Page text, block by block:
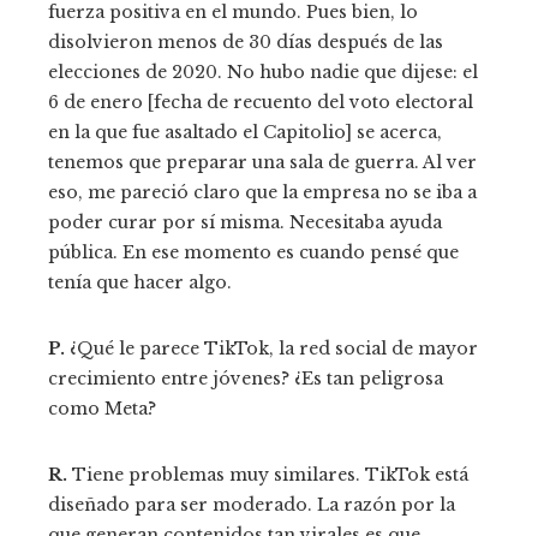
fuerza positiva en el mundo. Pues bien, lo
disolvieron menos de 30 días después de las
elecciones de 2020. No hubo nadie que dijese: el
6 de enero [fecha de recuento del voto electoral
en la que fue asaltado el Capitolio] se acerca,
tenemos que preparar una sala de guerra. Al ver
eso, me pareció claro que la empresa no se iba a
poder curar por sí misma. Necesitaba ayuda
pública. En ese momento es cuando pensé que
tenía que hacer algo.
P. ¿Qué le parece TikTok, la red social de mayor
crecimiento entre jóvenes? ¿Es tan peligrosa
como Meta?
R. Tiene problemas muy similares. TikTok está
diseñado para ser moderado. La razón por la